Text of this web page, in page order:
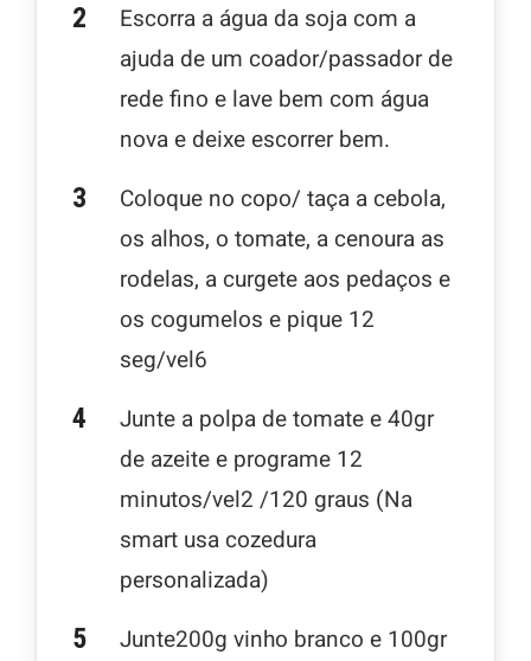
Escorra a água da soja com a
ajuda de um coador/passador de
rede fino e lave bem com água
nova e deixe escorrer bem.
Coloque no copo/ taça a cebola,
os alhos, o tomate, a cenoura as
rodelas, a curgete aos pedaços e
os cogumelos e pique 12
seg/vel6
Junte a polpa de tomate e 40gr
de azeite e programe 12
minutos/vel2 /120 graus (Na
smart usa cozedura
personalizada)
Junte200g vinho branco e 100gr